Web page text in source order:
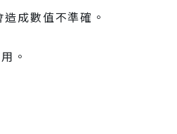
成數值不準確。
。